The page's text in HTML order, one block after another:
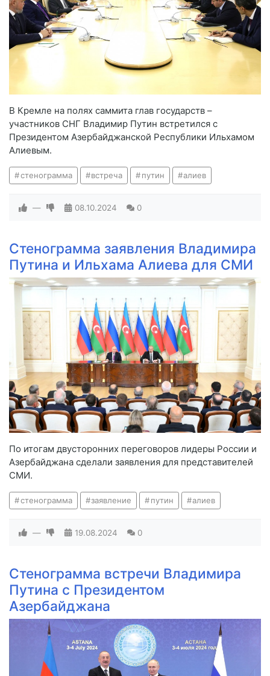
В Кремле на полях саммита глав государств –
участников СНГ Владимир Путин встретился с
Президентом Азербайджанской Республики Ильхамом
Алиевым.
стенограмма встреча путин алиев
— 08.10.2024 0
Стенограмма заявления Владимира
Путина и Ильхама Алиева для СМИ
По итогам двусторонних переговоров лидеры России и
Азербайджана сделали заявления для представителей
СМИ.
стенограмма заявление путин алиев
— 19.08.2024 0
Стенограмма встречи Владимира
Путина с Президентом
Азербайджана